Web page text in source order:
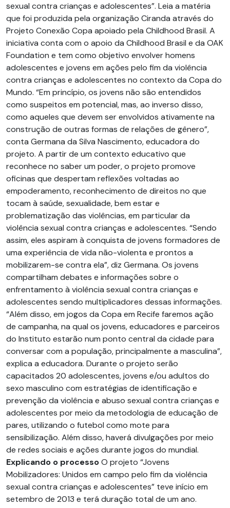
sexual contra crianças e adolescentes”. Leia a matéria
que foi produzida pela organização Ciranda através do
Projeto Conexão Copa apoiado pela Childhood Brasil. A
iniciativa conta com o apoio da Childhood Brasil e da OAK
Foundation e tem como objetivo envolver homens
adolescentes e jovens em ações pelo fim da violência
contra crianças e adolescentes no contexto da Copa do
Mundo. “Em princípio, os jovens não são entendidos
como suspeitos em potencial, mas, ao inverso disso,
como aqueles que devem ser envolvidos ativamente na
construção de outras formas de relações de gênero”,
conta Germana da Silva Nascimento, educadora do
projeto. A partir de um contexto educativo que
reconhece no saber um poder, o projeto promove
oficinas que despertam reflexões voltadas ao
empoderamento, reconhecimento de direitos no que
tocam à saúde, sexualidade, bem estar e
problematização das violências, em particular da
violência sexual contra crianças e adolescentes. “Sendo
assim, eles aspiram à conquista de jovens formadores de
uma experiência de vida não-violenta e prontos a
mobilizarem-se contra ela”, diz Germana. Os jovens
compartilham debates e informações sobre o
enfrentamento à violência sexual contra crianças e
adolescentes sendo multiplicadores dessas informações.
“Além disso, em jogos da Copa em Recife faremos ação
de campanha, na qual os jovens, educadores e parceiros
do Instituto estarão num ponto central da cidade para
conversar com a população, principalmente a masculina”,
explica a educadora. Durante o projeto serão
capacitados 20 adolescentes, jovens e/ou adultos do
sexo masculino com estratégias de identificação e
prevenção da violência e abuso sexual contra crianças e
adolescentes por meio da metodologia de educação de
pares, utilizando o futebol como mote para
sensibilização. Além disso, haverá divulgações por meio
de redes sociais e ações durante jogos do mundial.
Explicando o processoO projeto “Jovens
Mobilizadores: Unidos em campo pelo fim da violência
sexual contra crianças e adolescentes” teve início em
setembro de 2013 e terá duração total de um ano.